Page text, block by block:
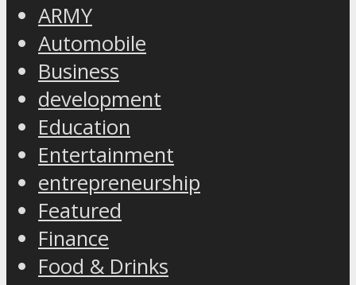
ARMY
Automobile
Business
development
Education
Entertainment
entrepreneurship
Featured
Finance
Food & Drinks